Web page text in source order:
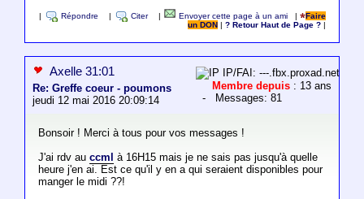
Répondre Citer Envoyer cette page à un ami |
Faire
un DON
|? Retour Haut de Page ?
Axelle 31:01
Re: Greffe coeur - poumons
jeudi 12 mai 2016 20:09:14
IP/FAI: ---.fbx.proxad.net
Membre depuis : 13 ans
- Messages: 81
Bonsoir ! Merci à tous pour vos messages !
J'ai rdv au ccml à 16H15 mais je ne sais pas jusqu'à quelle
heure j'en ai. Est ce qu'il y en a qui seraient disponibles pour
manger le midi ??!